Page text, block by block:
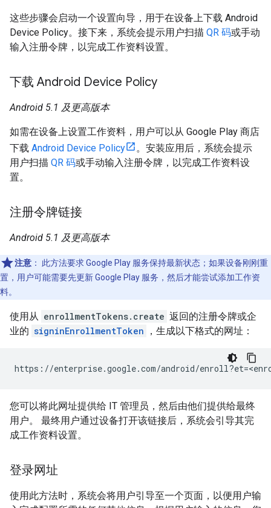
这些步骤会启动一个设置向导，用于在设备上下载 Android
Device Policy。接下来，系统会提示用户扫描 QR 码或手动
输入注册令牌，以完成工作资料设置。
下载 Android Device Policy
Android 5.1 及更高版本
如需在设备上设置工作资料，用户可以从 Google Play 商店
下载 Android Device Policy
。安装应用后，系统会提示
用户扫描 QR 码或手动输入注册令牌，以完成工作资料设
置。
注册令牌链接
Android 5.1 及更高版本
注意 ：
此方法要求 Google Play 服务保持最新状态；如果设备刚刚重
置，用户可能需要先更新 Google Play 服务，然后才能尝试添加工作资
料。
使用从 enrollmentTokens.create 返回的注册令牌或企
业的 signinEnrollmentToken ，生成以下格式的网址：
您可以将此网址提供给 IT 管理员，然后由他们提供给最终
用户。 最终用户通过设备打开该链接后，系统会引导其完
成工作资料设置。
登录网址
使用此方法时，系统会将用户引导至一个页面，以便用户输